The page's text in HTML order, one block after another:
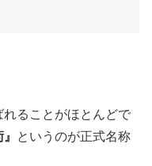
れることがほとんどで
というのが正式名称